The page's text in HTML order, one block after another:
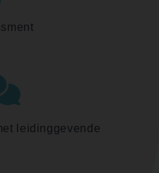
leidinggevende